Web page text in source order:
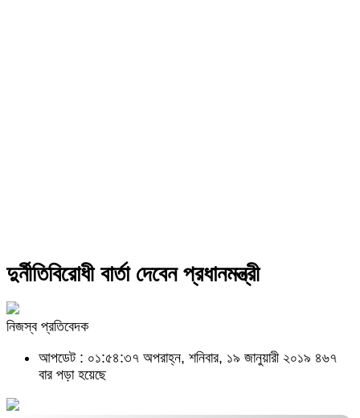
দুর্নীতিবিরোধী বার্তা দেবেন প্রধানমন্ত্রী
নিজস্ব প্রতিবেদক
আপডেট : ০১:৫৪:৩৭ অপরাহ্ন, শনিবার, ১৯ জানুয়ারী ২০১৯ ৪৬৭
বার পড়া হয়েছে